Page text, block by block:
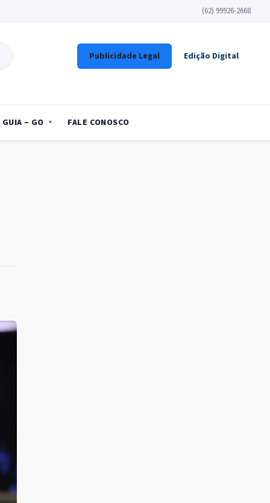
(62) 99926-2668
Publicidade Legal Edição Digital
GUIA – GO FALE CONOSCO